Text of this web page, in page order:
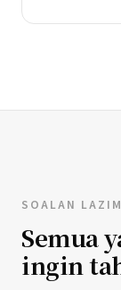
SOALAN LAZIM
Semua
ingin